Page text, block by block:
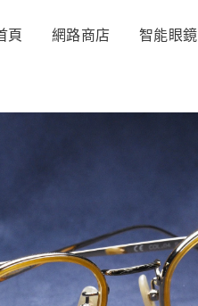
頁 網路商店 智能眼鏡